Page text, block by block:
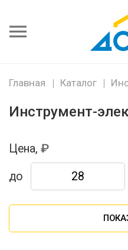
Главная Каталог
Инструмент-
Цена,
до